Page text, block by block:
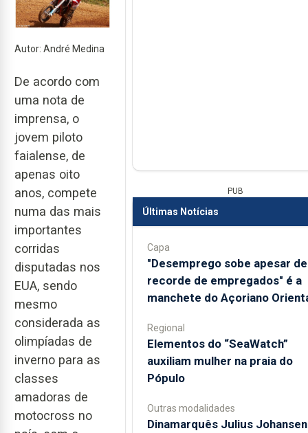
Autor: André Medina
De acordo com
uma nota de
imprensa, o
jovem piloto
faialense, de
apenas oito
anos, compete
numa das mais
importantes
corridas
disputadas nos
EUA, sendo
mesmo
considerada as
olimpíadas de
inverno para as
classes
amadoras de
motocross no
PUB
Últimas Notícias
Capa
"Desemprego sobe apesar de
recorde de empregados" é a
manchete do Açoriano
Regional
​Elementos do “SeaWatch”
auxiliam mulher na praia do
Pópulo
Outras modalidades
Dinamarquês Julius Johansen